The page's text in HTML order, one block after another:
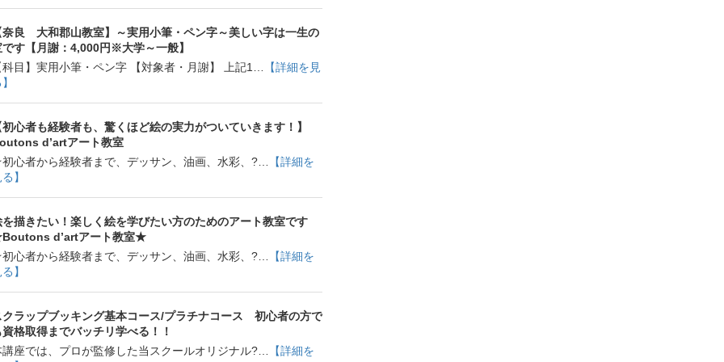
奈良 大和郡山教室】～実用小筆・ペン字～美しい字は一生の
です【月謝：4,000円※大学～一般】
科目】実用小筆・ペン字 【対象者・月謝】 上記1…
【詳細を見
初心者も経験者も、驚くほど絵の実力がついていきます！】
d’artアート教室
心者から経験者まで、デッサン、油画、水彩、?…
【詳細を
】
を描きたい！楽しく絵を学びたい方のためのアート教室です
d’artアート教室★
心者から経験者まで、デッサン、油画、水彩、?…
【詳細を
】
クラップブッキング基本コース/プラチナコース 初心者の方で
資格取得までバッチリ学べる！！
講座では、プロが監修した当スクールオリジナル?…
【詳細を